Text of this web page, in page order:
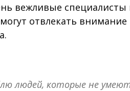
вежливые
отвлекать внимание
людей, которые не